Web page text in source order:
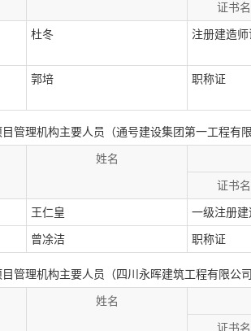
证书
杜冬 注册建造师
郭培 职称证
管理机构主要人员（通号建设集团第一工程有
姓名
证书
王仁皇 一级注册
曾凃洁 职称证
管理机构主要人员（四川永晖建筑工程有限公
姓名
证书